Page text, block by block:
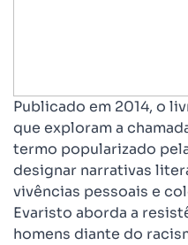
Publicado em 2014, o
que exploram a
termo popularizado
designar narrativas
vivências pessoais e
Evaristo aborda a
homens diante do